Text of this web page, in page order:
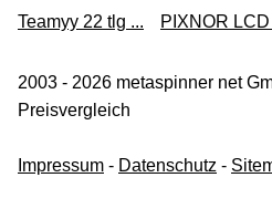
Teamyy 22 tlg ...
PIXNOR
2003 - 2026 metaspinner net
Preisvergleich
Impressum - Datenschutz -